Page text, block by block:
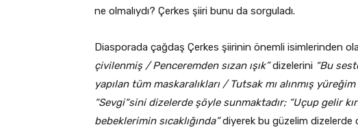
ne olmalıydı? Çerkes şiiri bunu da sorguladı.
Diasporada çağdaş Çerkes şiirinin önemli isimlerinden
çivilenmiş / Penceremden sızan ışık”dizelerini “Bu
yapılan tüm maskaralıkları / Tutsak mı alınmış
“Sevgi“sini dizelerde şöyle sunmaktadır; “Uçup gelir
bebeklerimin sıcaklığında”diyerek bu güzelim dizelerde